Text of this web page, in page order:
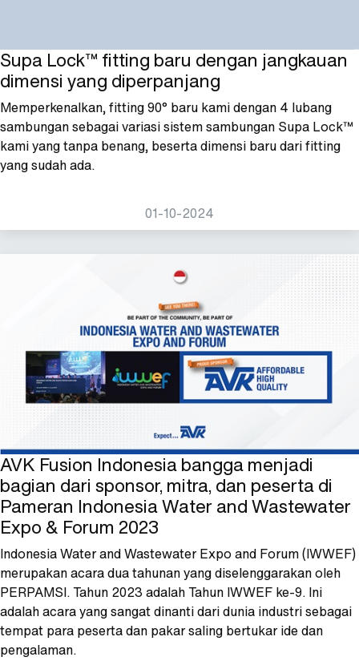
Supa Lock™ fitting baru dengan jangkauan
dimensi yang diperpanjang
Memperkenalkan, fitting 90° baru kami dengan 4 lubang
sambungan sebagai variasi sistem sambungan Supa Lock™
kami yang tanpa benang, beserta dimensi baru dari fitting
yang sudah ada.
01-10-2024
AVK Fusion Indonesia bangga menjadi
bagian dari sponsor, mitra, dan peserta di
Pameran Indonesia Water and Wastewater
Expo & Forum 2023
Indonesia Water and Wastewater Expo and Forum (IWWEF)
merupakan acara dua tahunan yang diselenggarakan oleh
PERPAMSI. Tahun 2023 adalah Tahun IWWEF ke-9. Ini
adalah acara yang sangat dinanti dari dunia industri sebagai
tempat para peserta dan pakar saling bertukar ide dan
pengalaman.